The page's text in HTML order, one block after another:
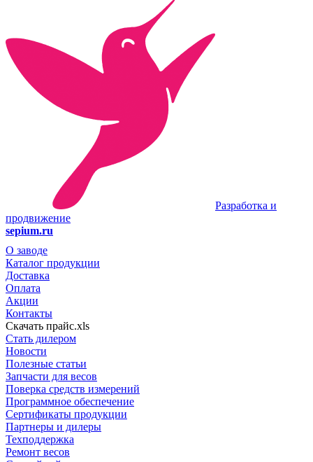
Разработка и
продвижение
sepium.ru
О заводе
Каталог продукции
Доставка
Оплата
Акции
Контакты
Скачать прайс.xls
Стать дилером
Новости
Полезные статьи
Запчасти для весов
Поверка средств измерений
Программное обеспечение
Сертификаты продукции
Партнеры и дилеры
Техподдержка
Ремонт весов